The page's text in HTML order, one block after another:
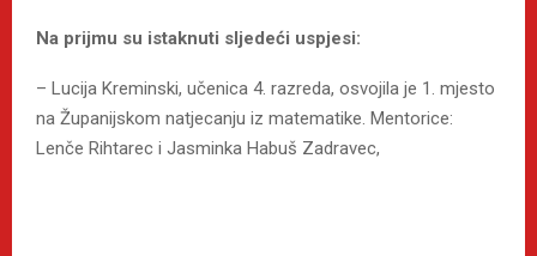
Na prijmu su istaknuti sljedeći uspjesi:
– Lucija Kreminski, učenica 4. razreda, osvojila je 1. mjesto
na Županijskom natjecanju iz matematike. Mentorice:
Lenče Rihtarec i Jasminka Habuš Zadravec,